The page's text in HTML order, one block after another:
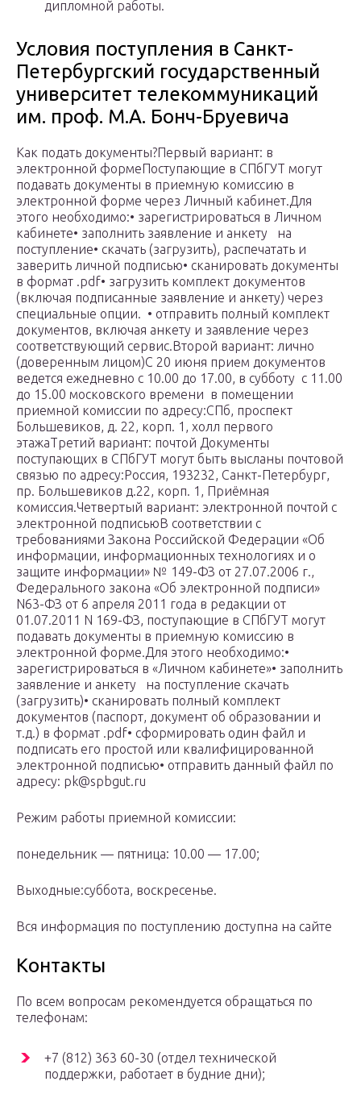
дипломной работы.
Условия поступления в Санкт-
Петербургский государственный
университет телекоммуникаций
им. проф. М.А. Бонч-Бруевича
Как подать документы?Первый вариант: в
электронной формеПоступающие в СПбГУТ могут
подавать документы в приемную комиссию в
электронной форме через Личный кабинет.Для
этого необходимо:• зарегистрироваться в Личном
кабинете• заполнить заявление и анкету на
поступление• скачать (загрузить), распечатать и
заверить личной подписью• сканировать документы
в формат .pdf• загрузить комплект документов
(включая подписанные заявление и анкету) через
специальные опции. • отправить полный комплект
документов, включая анкету и заявление через
соответствующий сервис.Второй вариант: лично
(доверенным лицом)С 20 июня прием документов
ведется ежедневно с 10.00 до 17.00, в субботу с 11.00
до 15.00 московского времени в помещении
приемной комиссии по адресу:СПб, проспект
Большевиков, д. 22, корп. 1, холл первого
этажаТретий вариант: почтой Документы
поступающих в СПбГУТ могут быть высланы почтовой
связью по адресу:Россия, 193232, Санкт-Петербург,
пр. Большевиков д.22, корп. 1, Приёмная
комиссия.Четвертый вариант: электронной почтой с
электронной подписьюВ соответствии с
требованиями Закона Российской Федерации «Об
информации, информационных технологиях и о
защите информации» № 149-ФЗ от 27.07.2006 г.,
Федерального закона «Об электронной подписи»
N63-ФЗ от 6 апреля 2011 года в редакции от
01.07.2011 N 169-ФЗ, поступающие в СПбГУТ могут
подавать документы в приемную комиссию в
электронной форме.Для этого необходимо:•
зарегистрироваться в «Личном кабинете»• заполнить
заявление и анкету на поступление скачать
(загрузить)• сканировать полный комплект
документов (паспорт, документ об образовании и
т.д.) в формат .pdf• сформировать один файл и
подписать его простой или квалифицированной
электронной подписью• отправить данный файл по
адресу: pk@spbgut.ru
Режим работы приемной комиссии:
понедельник — пятница: 10.00 — 17.00;
Выходные:суббота, воскресенье.
Вся информация по поступлению доступна на сайте
Контакты
По всем вопросам рекомендуется обращаться по
телефонам:
+7 (812) 363 60-30 (отдел технической
поддержки, работает в будние дни);